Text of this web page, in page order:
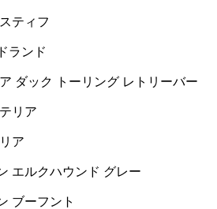
ティフ
ランド
ダック トーリング レトリーバー
リア
ア
エルクハウンド グレー
ブーフント